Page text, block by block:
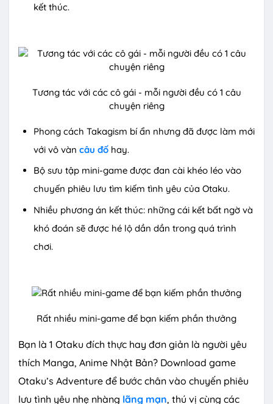
kết thúc.
Tương tác với các cô gái - mỗi người đều có 1 câu
chuyện riêng
Phong cách Takagism bí ẩn nhưng đã được làm mới
với vô vàn câu đố hay.
Bộ sưu tập mini-game được đan cài khéo léo vào
chuyến phiêu lưu tìm kiếm tình yêu của Otaku.
Nhiều phương án kết thúc: những cái kết bất ngờ và
khó đoán sẽ được hé lộ dần dần trong quá trình
chơi.
Rất nhiều mini-game để bạn kiếm phần thưởng
Bạn là 1 Otaku đích thực hay đơn giản là người yêu
thích Manga, Anime Nhật Bản? Download game
Otaku’s Adventure để bước chân vào chuyến phiêu
lưu tình yêu nhẹ nhàng lãng mạn, thú vị cùng các